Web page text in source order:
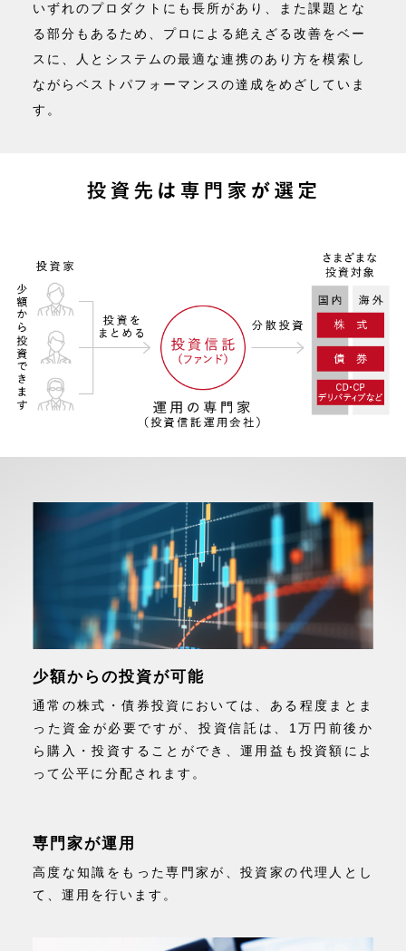
いずれのプロダクトにも長所があり、また課題とな
る部分もあるため、プロによる絶えざる改善をベー
スに、人とシステムの最適な連携のあり方を模索し
ながらベストパフォーマンスの達成をめざしていま
す。
少額からの投資が可能
通常の株式・債券投資においては、ある程度まとま
った資金が必要ですが、投資信託は、1万円前後か
ら購入・投資することができ、運用益も投資額によ
って公平に分配されます。
専門家が運用
高度な知識をもった専門家が、投資家の代理人とし
て、運用を行います。